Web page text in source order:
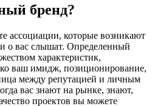
бренд?
ассоциации, которые возникают
о вас слышат. Определенный
характеристик,
ваш имидж, позиционирование,
между репутацией и личным
вас знают на рынке, знают,
проектов вы можете